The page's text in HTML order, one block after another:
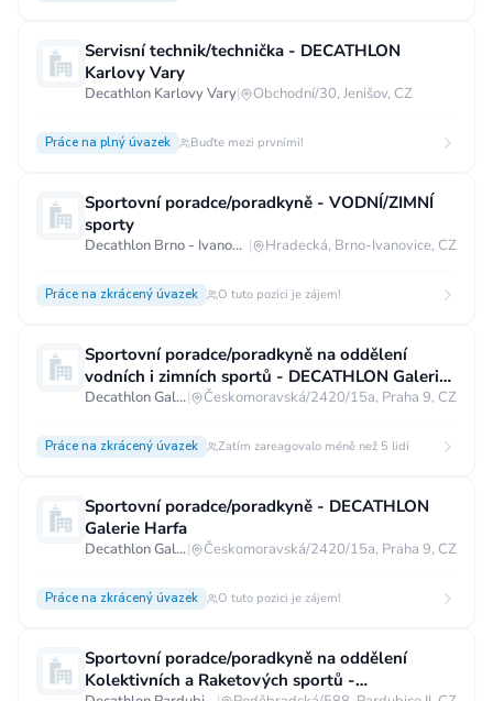
Servisní technik/technička - DECATHLON
Karlovy Vary
Decathlon Karlovy Vary| Obchodní/30, Jenišov, CZ
Práce na plný úvazek Buďte mezi prvními!
Sportovní poradce/poradkyně - VODNÍ/ZIMNÍ
sporty
Decathlon Brno - Ivanovice | Hradecká, Brno-Ivanovice, CZ
Práce na zkrácený úvazek O tuto pozici je zájem!
Sportovní poradce/poradkyně na oddělení
vodních i zimních sportů - DECATHLON Galerie
Harfa
Decathlon Galerie Harfa| Českomoravská/2420/15a, Praha 9, CZ
Práce na zkrácený úvazek Zatím zareagovalo méně než 5 lidí
Sportovní poradce/poradkyně - DECATHLON
Galerie Harfa
Decathlon Galerie Harfa| Českomoravská/2420/15a, Praha 9, CZ
Práce na zkrácený úvazek O tuto pozici je zájem!
Sportovní poradce/poradkyně na oddělení
Kolektivních a Raketových sportů -